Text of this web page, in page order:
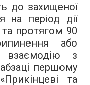
до захищеної
на період дії
та протягом 90
або
взаємодію з
першому
та